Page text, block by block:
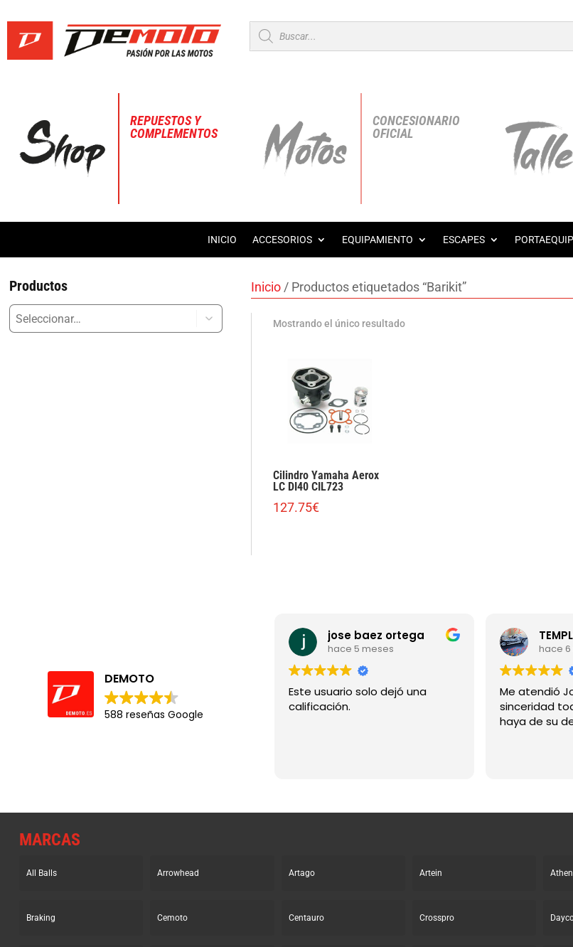
Búsqueda
de
productos
REPUESTOS Y
COMPLEMENTOS
CONCESIONARIO
OFICIAL
INICIO ACCESORIOS EQUIPAMIENTO ESCAPES
Productos Inicio/ Productos etiquetados “Barikit”
Mostrando el único resultado
Cilindro Yamaha Aerox
LC DI40 CIL723
127.75€
DEMOTO
588 reseñas Google
jose baez ortega
hace 5 meses
Este usuario solo dejó una
calificación.
hace
Me atendió
sinceridad
haya de su
MARCAS
All Balls Arrowhead Artago Artein
Braking Cemoto Centauro Crosspro